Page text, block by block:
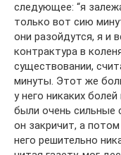
следующее: “я
только вот сию
они разойдутся, я и
контрактура в
существовании,
минуты. Этот же
у него никаких
были очень сильные
он закричит, а
него решительно